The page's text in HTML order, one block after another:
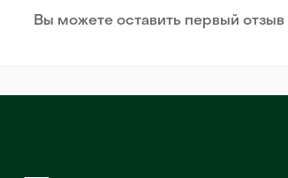
Вы можете оставить первый отзыв